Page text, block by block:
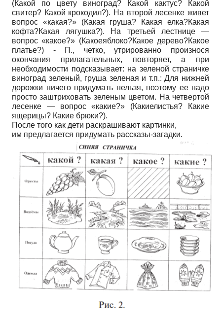
(Какой по цвету виноград? Какой кактус? Какой
свитер? Какой крокодил?). На второй лесенке живет
вопрос «какая?» (Какая груша? Какая елка?Какая
кофта?Какая лягушка?). На третьей лестнице —
вопрос «какое?» (Какоеяблоко?Какое дерево?Какое
платье?) - П., четко, утрированно произнося
окончания прилагательных, повторяет, а при
необходимости подсказывает: на зеленой страничке
виноград зеленый, груша зеленая и т.п.: Для нижней
дорожки ничего придумать нельзя, поэтому ее надо
просто заштриховать зеленым цветом. На четвертой
лесенке — вопрос «какие?» (Какиелистья? Какие
ящерицы? Какие брюки?).
После того как дети раскрашивают картинки,
им предлагается придумать рассказы-загадки.